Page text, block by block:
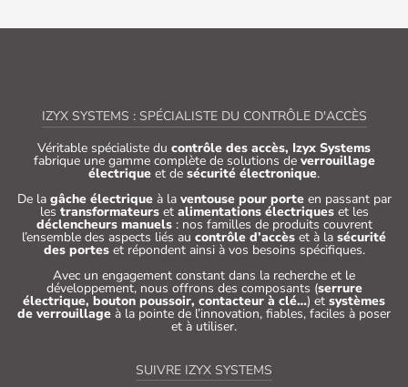
IZYX SYSTEMS : SPÉCIALISTE DU CONTRÔLE D'ACCÈS
Véritable spécialiste du contrôle des accès, Izyx Systems
fabrique une gamme complète de solutions de verrouillage
électrique et de sécurité électronique.
De la gâche électriqueà la ventouse pour porteen passant par
les transformateurset alimentations électriqueset les
déclencheurs manuels: nos familles de produits couvrent
l’ensemble des aspects liés au contrôle d’accès et à la sécurité
des porteset répondent ainsi à vos besoins spécifiques.
Avec un engagement constant dans la recherche et le
développement, nous offrons des composants (serrure
électrique, bouton poussoir, contacteur à clé…) et systèmes
de verrouillage à la pointe de l’innovation, fiables, faciles à poser
et à utiliser.
SUIVRE IZYX SYSTEMS